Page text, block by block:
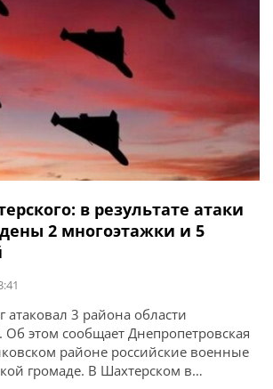
в результате атаки
2 многоэтажки и 5
атаковал 3 района области
этом сообщает Днепропетровская
районе российские военные
громаде. В Шахтерском в